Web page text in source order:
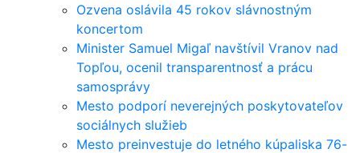
Ozvena oslávila 45 rokov slávnostným
koncertom
Minister Samuel Migaľ navštívil Vranov nad
Topľou, ocenil transparentnosť a prácu
samosprávy
Mesto podporí neverejných poskytovateľov
sociálnych služieb
Mesto preinvestuje do letného kúpaliska 76-